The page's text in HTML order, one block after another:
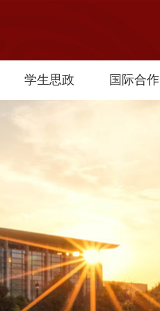
学生思政 国际合作